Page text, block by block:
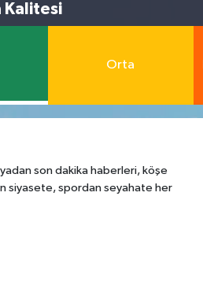
Kalitesi
Orta
son dakika haberleri, köşe
siyasete, spordan seyahate her